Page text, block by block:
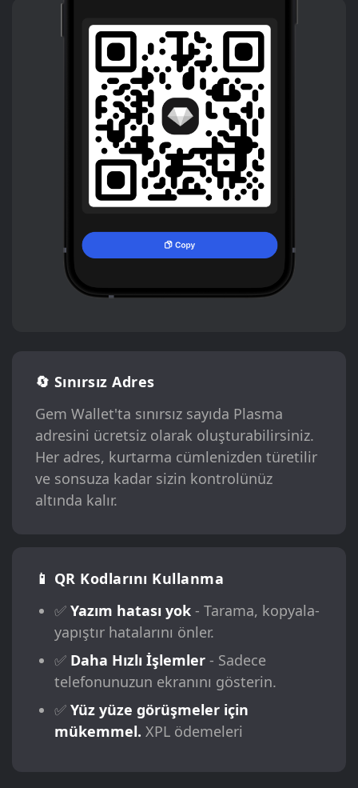
🔄 Sınırsız Adres
Gem Wallet'ta sınırsız sayıda Plasma
adresini ücretsiz olarak oluşturabilirsiniz.
Her adres, kurtarma cümlenizden türetilir
ve sonsuza kadar sizin kontrolünüz
altında kalır.
📱 QR Kodlarını Kullanma
✅ Yazım hatası yok- Tarama, kopyala-
yapıştır hatalarını önler.
✅ Daha Hızlı İşlemler- Sadece
telefonunuzun ekranını gösterin.
✅ Yüz yüze görüşmeler için
mükemmel. XPL ödemeleri